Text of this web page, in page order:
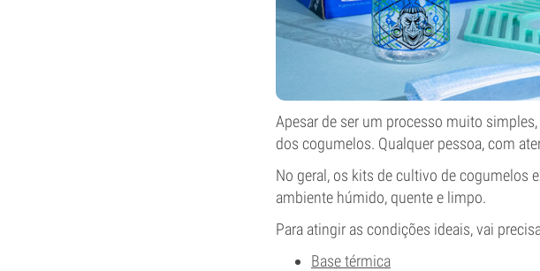
Apesar de ser um processo muito
dos cogumelos. Qualquer pessoa, com
No geral, os kits de cultivo de cogumelos
ambiente húmido, quente e limpo.
Para atingir as condições ideais, vai
Base térmica